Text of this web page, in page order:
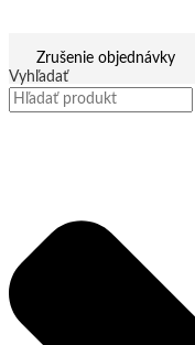
Zrušenie objednávky
Vyhľadať